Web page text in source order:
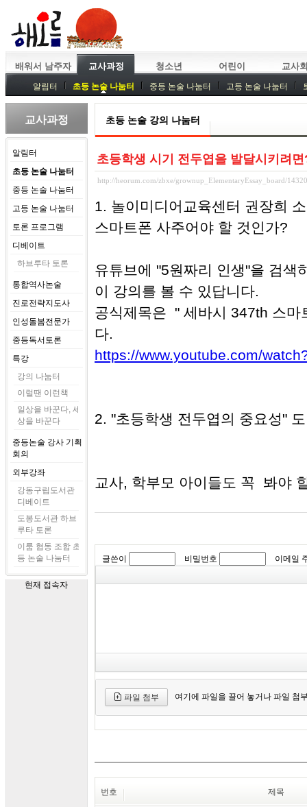
배워서 남주자 교사과정 청소년 어린이 교사
알림터 초등 논술 나눔터 중등 논술 나눔터 고등 논술 나눔터
중등독서토론
특강 중등논술 강사 기획회의 외부강좌
교사과정
알림터
초등 논술 나눔터
중등 논술 나눔터
고등 논술 나눔터
토론 프로그램
디베이트
하브루타 토론
통합역사논술
진로전략지도사
인성돌봄전문가
중등독서토론
특강
강의 나눔터
이럴땐 이런책
일상을 바꾼다, 세
상을 바꾼다
중등논술 강사 기획
회의
외부강좌
강동구립도서관
디베이트
도봉도서관 하브
루타 토론
이룸 협동 조합 초
등 논술 나눔터
현재 접속자
초등 논술 강의 나눔터
초등학생 시기 전두엽을 발달시키려
http://heorum.com/zbxe/grownup_ElementaryEssay_board/
1. 놀이미디어교육센터 권장희
스마트폰 사주어야 할 것인가?
유튜브에 "5원짜리 인생"을 검색
이 강의를 볼 수 있답니다.
공식제목은 " 세바시 347th 스마
다.
https://www.youtube.com/
2. "초등학생 전두엽의 중요성"
교사, 학부모 아이들도 꼭 봐야
글쓴이 비밀번호 이메일
파일 첨부 여기에 파일을 끌어 놓거나 파일 첨
번호 제목